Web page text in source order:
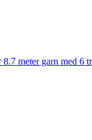
meter garn med 6